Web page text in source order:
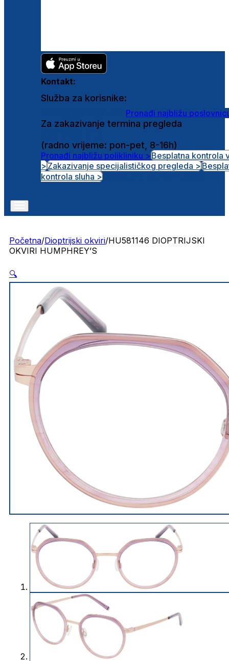
Kontakt:
Služba za korisnike:
Pronađi najbližu
Za zakazivanje termina pregleda
(radno vrijeme: pon-pet, 8-16h)
Pronađi najbližu polikliniku >Besplatna kontrola
>Zakazivanje specijalističkog pregleda >
kontrola sluha >
Početna/Dioptrijski okviri/HU581146 DIOPTRIJSKI
OKVIRI HUMPHREY’S
🔍